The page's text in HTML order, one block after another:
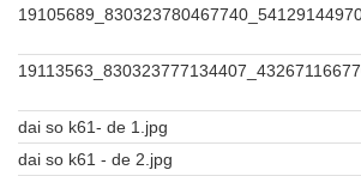
dai so k61- de 1.jpg
dai so k61 - de 2.jpg